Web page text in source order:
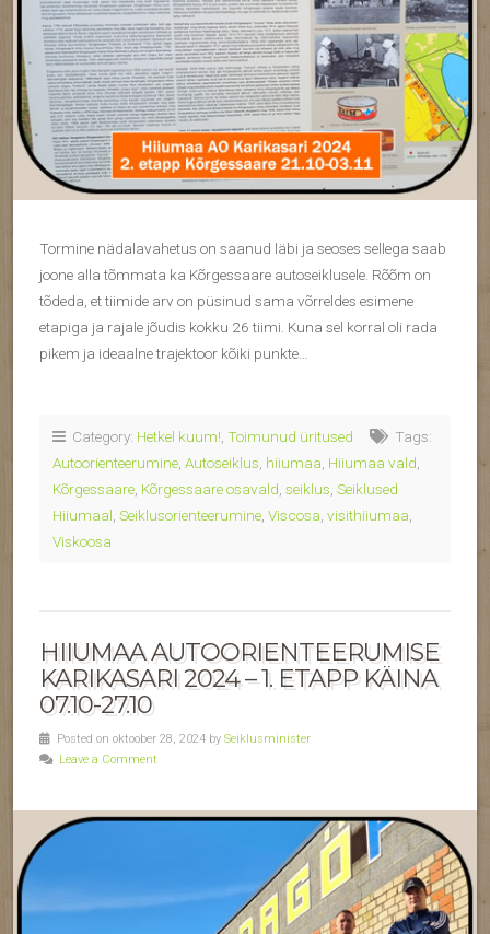
Tormine nädalavahetus on saanud läbi ja seoses sellega saab
joone alla tõmmata ka Kõrgessaare autoseiklusele. Rõõm on
tõdeda, et tiimide arv on püsinud sama võrreldes esimene
etapiga ja rajale jõudis kokku 26 tiimi. Kuna sel korral oli rada
pikem ja ideaalne trajektoor kõiki punkte…
Category: Hetkel kuum! Toimunud üritused
Tags:
Autoorienteerumine Autoseiklus hiiumaa Hiiumaa vald
Kõrgessaare Kõrgessaare osavald seiklus Seiklused
Hiiumaal Seiklusorienteerumine Viscosa visithiiumaa
Viskoosa
HIIUMAA AUTOORIENTEERUMISE
KARIKASARI 2024 – 1. ETAPP KÄINA
07.10-27.10
Posted on oktoober 28, 2024 by Seiklusminister
Leave a Comment